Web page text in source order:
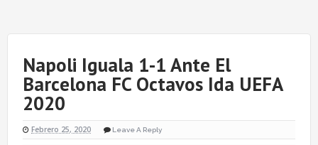
Napoli Iguala 1-1 Ante El
Barcelona FC Octavos Ida UEFA
2020
Febrero 25, 2020 Leave A Reply